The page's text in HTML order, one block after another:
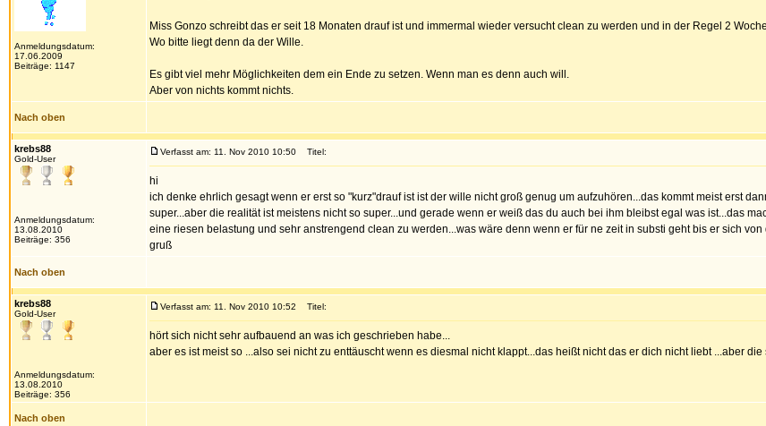
Anmeldungsdatum:
17.06.2009
Beiträge: 1147
Miss Gonzo schreibt das er seit 18 Monaten drauf ist und immermal wieder versucht clean zu werden und in der Regel 2
Wo bitte liegt denn da der Wille.
Es gibt viel mehr Möglichkeiten dem ein Ende zu setzen. Wenn man es denn auch will.
Aber von nichts kommt nichts.
Nach oben
krebs88
Gold-User
Anmeldungsdatum:
13.08.2010
Beiträge: 356
Verfasst am: 11. Nov 2010 10:50 Titel:
hi
ich denke ehrlich gesagt wenn er erst so "kurz"drauf ist ist der wille nicht groß genug um aufzuhören...das kommt meist erst
super...aber die realität ist meistens nicht so super...und gerade wenn er weiß das du auch bei ihm bleibst egal was ist...das
eine riesen belastung und sehr anstrengend clean zu werden...was wäre denn wenn er für ne zeit in substi geht bis er sich
gruß
Nach oben
krebs88
Gold-User
Anmeldungsdatum:
13.08.2010
Beiträge: 356
Verfasst am: 11. Nov 2010 10:52 Titel:
hört sich nicht sehr aufbauend an was ich geschrieben habe...
aber es ist meist so ...also sei nicht zu enttäuscht wenn es diesmal nicht klappt...das heißt nicht das er dich nicht liebt ...aber
Nach oben